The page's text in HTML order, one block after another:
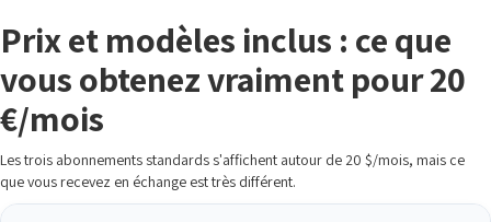
Prix et modèles inclus : ce que
vous obtenez vraiment pour 20
€/mois
Les trois abonnements standards s'affichent autour de 20 $/mois, mais ce
que vous recevez en échange est très différent.